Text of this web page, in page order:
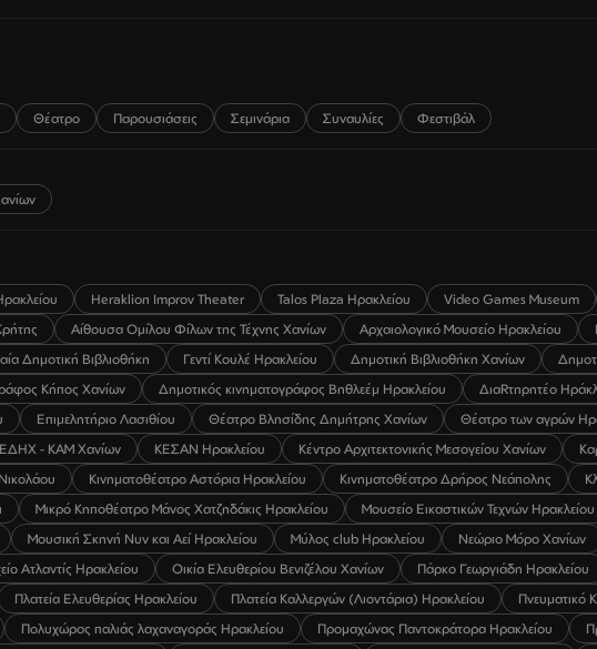
Θέατρο Παρουσιάσεις Σεμινάρια Συναυλίες Φεστιβάλ
Heraklion Improv Theater Talos Plaza Ηρακλείου Video Games Museum
Αίθουσα Ομίλου Φίλων της Τέχνης Χανίων Αρχαιολογικό Μουσείο Ηρακλείου
Δημοτική Βιβλιοθήκη
Γεντί Κουλέ Ηρακλείου Δημοτική Βιβλιοθήκη Χανίων
Κήπος Χανίων
Δημοτικός κινηματογράφος Βηθλεέμ Ηρακλείου ΔιαRτηρητέο
Επιμελητήριο Λασιθίου Θέατρο Βλησίδης Δημήτρης Χανίων Θέατρο των αγρών
- ΚΑΜ Χανίων
ΚΕΣΑΝ Ηρακλείου Κέντρο Αρχιτεκτονικής Μεσογείου Χανίων
Κινηματοθέατρο Αστόρια Ηρακλείου Κινηματοθέατρο Δρήρος Νεάπολης
Μικρό Κηποθέατρο Μάνος Χατζηδάκις Ηρακλείου Μουσείο Εικαστικών Τεχνών Ηρακλείου
Μουσική Σκηνή Νυν και Αεί Ηρακλείου
Μύλος club Ηρακλείου Νεώριο Μόρο Χανίων
Ατλαντίς Ηρακλείου
Οικία Ελευθερίου Βενιζέλου Χανίων Πάρκο Γεωργιάδη Ηρακλείου
Πλατεία Ελευθερίας Ηρακλείου
Πλατεία Καλλεργών (Λιοντάρια) Ηρακλείου
Πνευματικό
Πολυχώρος παλιάς λαχαναγοράς Ηρακλείου
Προμαχώνας Παντοκράτορα Ηρακλείου